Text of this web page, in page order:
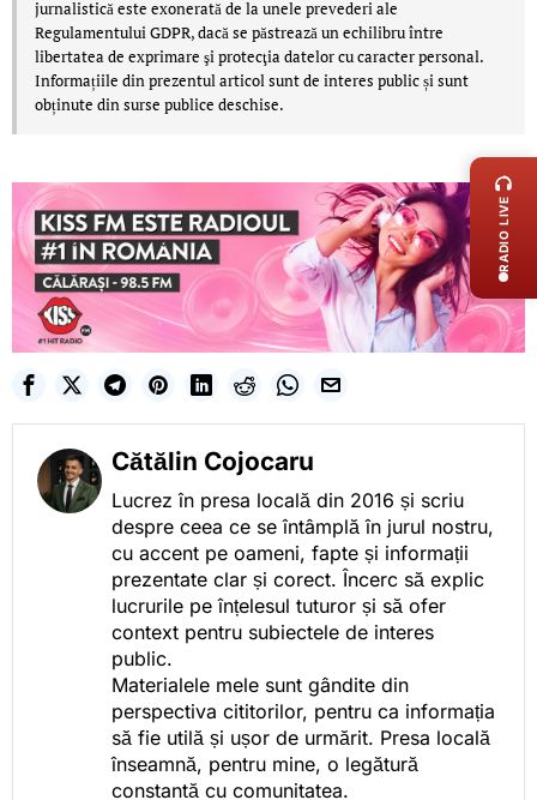
jurnalistică este exonerată de la unele prevederi ale
Regulamentului GDPR, dacă se păstrează un echilibru între
libertatea de exprimare şi protecţia datelor cu caracter personal.
Informațiile din prezentul articol sunt de interes public și sunt
obținute din surse publice deschise.
Cătălin Cojocaru
Lucrez în presa locală din 2016 și scriu
despre ceea ce se întâmplă în jurul nostru,
cu accent pe oameni, fapte și informații
prezentate clar și corect. Încerc să explic
lucrurile pe înțelesul tuturor și să ofer
context pentru subiectele de interes
public.
Materialele mele sunt gândite din
perspectiva cititorilor, pentru ca informația
să fie utilă și ușor de urmărit. Presa locală
înseamnă, pentru mine, o legătură
constantă cu comunitatea.
RADIO LIVE